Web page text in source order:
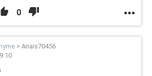
0
> Anais70456